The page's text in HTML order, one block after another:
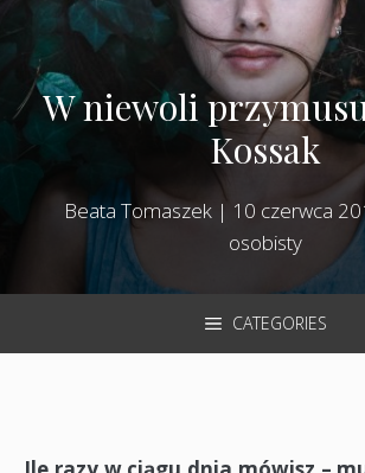
W niewoli
Kossak
Beata Tomaszek| 10 czerwca
osobisty
CATEGORIES